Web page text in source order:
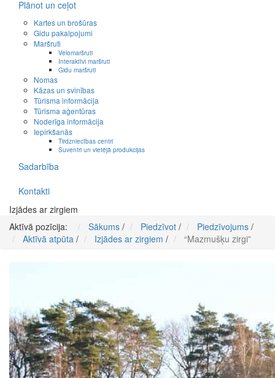
Plānot un ceļot
Kartes un brošūras
Gidu pakalpojumi
Maršruti
Velomaršruti
Interaktīvi maršruti
Gidu maršruti
Nomas
Kāzas un svinības
Tūrisma informācija
Tūrisma aģentūras
Noderīga informācija
Iepirkšanās
Tirdzniecības centri
Suvenīri un vietējā produkcijas
Sadarbība
Kontakti
Izjādes ar zirgiem
Aktīvā pozīcija:
Sākums / Piedzīvot / Piedzīvojums /
Aktīvā atpūta / Izjādes ar zirgiem / “Mazmušķu zirgi”